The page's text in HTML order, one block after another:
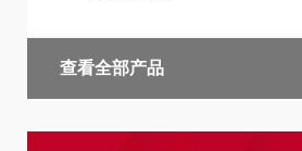
查看全部产品